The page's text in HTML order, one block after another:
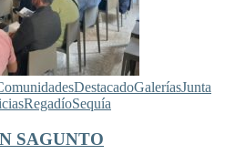
DestacadoGaleríasJunta
RegadíoSequía
SAGUNTO